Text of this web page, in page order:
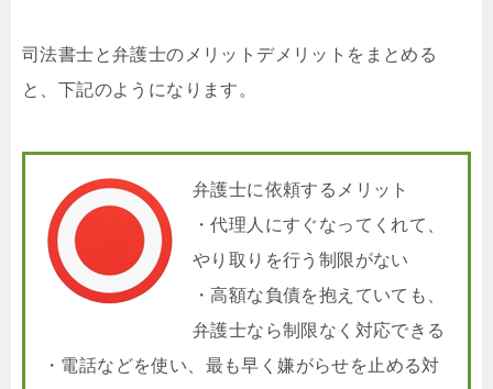
司法書士と弁護士のメリットデメリットをまとめる
と、下記のようになります。
弁護士に依頼するメリット
・代理人にすぐなってくれて、
やり取りを行う制限がない
・高額な負債を抱えていても、
弁護士なら制限なく対応できる
・電話などを使い、最も早く嫌がらせを止める対